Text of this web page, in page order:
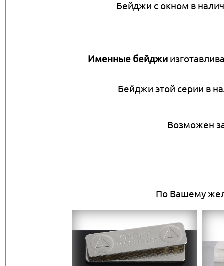
Бейджи с окном в
Именные бейджи
Бейджи этой серии в
Возможен
По Вашему